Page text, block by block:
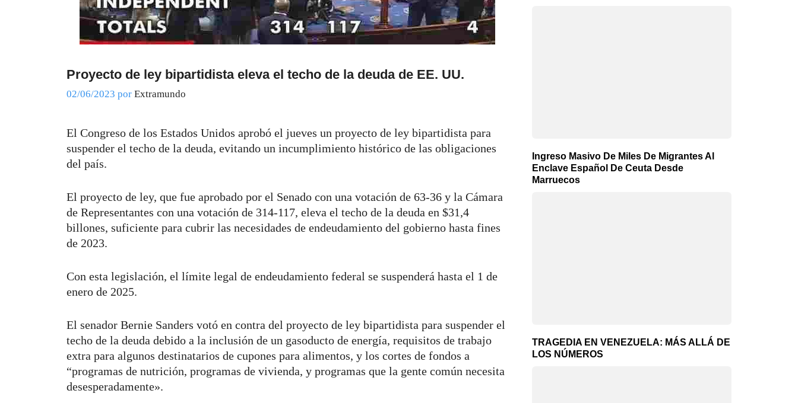
Proyecto de ley bipartidista eleva el techo de la deuda de EE. UU.
02/06/2023 por Extramundo
El Congreso de los Estados Unidos aprobó el jueves un proyecto de ley bipartidista para
suspender el techo de la deuda, evitando un incumplimiento histórico de las obligaciones
del país.
El proyecto de ley, que fue aprobado por el Senado con una votación de 63-36 y la Cámara
de Representantes con una votación de 314-117, eleva el techo de la deuda en $31,4
billones, suficiente para cubrir las necesidades de endeudamiento del gobierno hasta fines
de 2023.
Con esta legislación, el límite legal de endeudamiento federal se suspenderá hasta el 1 de
enero de 2025.
El senador Bernie Sanders votó en contra del proyecto de ley bipartidista para suspender el
techo de la deuda debido a la inclusión de un gasoducto de energía, requisitos de trabajo
extra para algunos destinatarios de cupones para alimentos, y los cortes de fondos a
“programas de nutrición, programas de vivienda, y programas que la gente común necesita
desesperadamente».
Ingreso Masivo De Miles De Migrantes Al
Enclave Español De Ceuta Desde
Marruecos
TRAGEDIA EN VENEZUELA: MÁS ALLÁ DE
LOS NÚMEROS